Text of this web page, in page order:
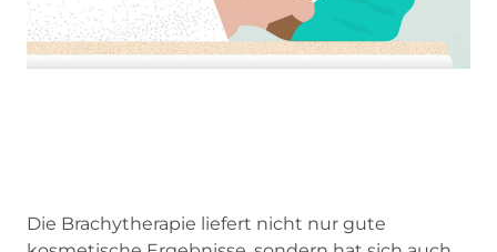
Die Brachytherapie liefert nicht nur gute